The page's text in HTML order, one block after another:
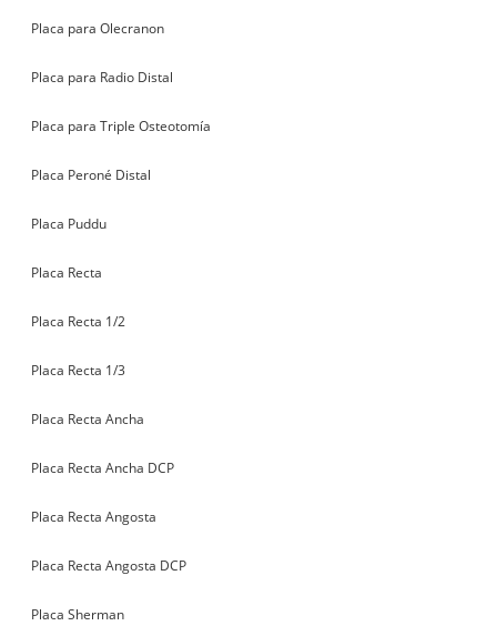
Placa para Olecranon
Placa para Radio Distal
Placa para Triple Osteotomía
Placa Peroné Distal
Placa Puddu
Placa Recta
Placa Recta 1/2
Placa Recta 1/3
Placa Recta Ancha
Placa Recta Ancha DCP
Placa Recta Angosta
Placa Recta Angosta DCP
Placa Sherman